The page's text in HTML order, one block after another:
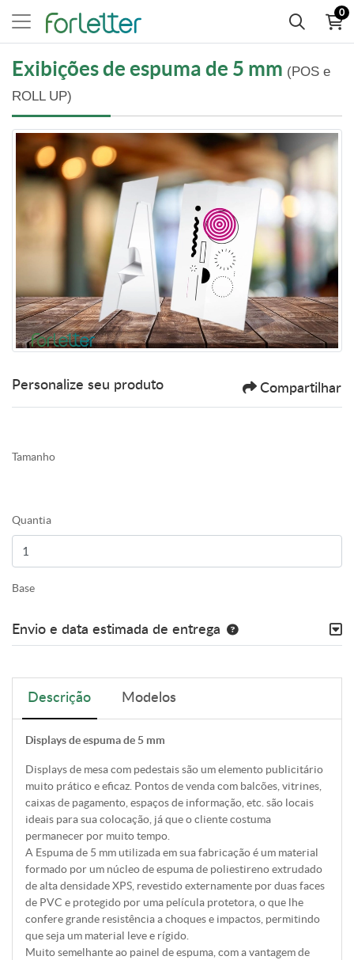
0
Exibições de espuma de 5 mm (POS e
ROLL UP)
Personalize seu produto Compartilhar
Tamanho
Quantia
Base
Envio e data estimada de entrega
Descrição Modelos
Displays de espuma de 5 mm
Displays de mesa com pedestais são um elemento publicitário
muito prático e eficaz. Pontos de venda com balcões, vitrines,
caixas de pagamento, espaços de informação, etc. são locais
ideais para sua colocação, já que o cliente costuma
permanecer por muito tempo.
A Espuma de 5 mm utilizada em sua fabricação é um material
formado por um núcleo de espuma de poliestireno extrudado
de alta densidade XPS, revestido externamente por duas faces
de PVC e protegido por uma película protetora, o que lhe
confere grande resistência a choques e impactos, permitindo
que seja um material leve e rígido.
Muito semelhante ao painel de espuma, com a vantagem de